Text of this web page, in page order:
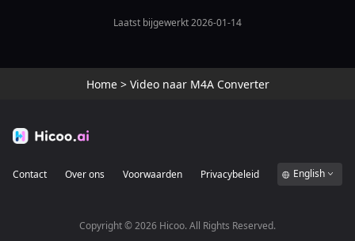
Laatst bijgewerkt 2026-01-14
Home> Video naar M4A Converter
Contact Over ons Voorwaarden Privacybeleid English
Copyright ©2026 Hicoo. All Rights Reserved.